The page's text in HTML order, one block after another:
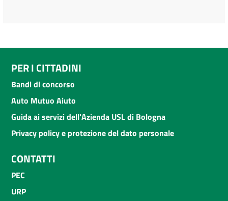
PER I CITTADINI
Bandi di concorso
Auto Mutuo Aiuto
Guida ai servizi dell'Azienda USL di Bologna
Privacy policy e protezione del dato personale
CONTATTI
PEC
URP